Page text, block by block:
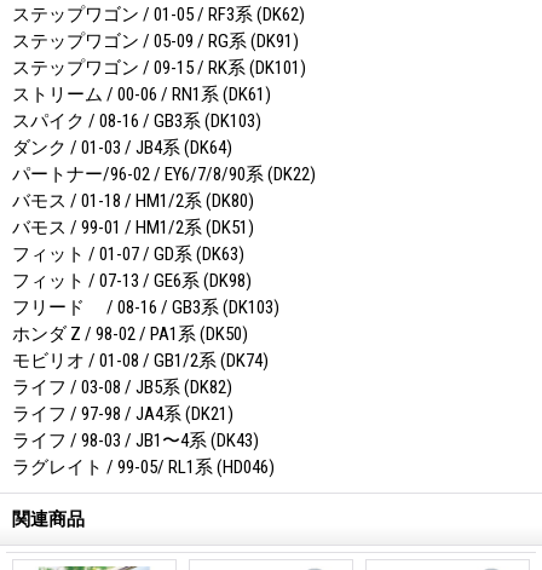
ステップワゴン / 01-05 / RF3系 (DK62)
ステップワゴン / 05-09 / RG系 (DK91)
ステップワゴン / 09-15 / RK系 (DK101)
ストリーム / 00-06 / RN1系 (DK61)
スパイク / 08-16 / GB3系 (DK103)
ダンク / 01-03 / JB4系 (DK64)
パートナー/96-02 / EY6/7/8/90系 (DK22)
バモス / 01-18 / HM1/2系 (DK80)
バモス / 99-01 / HM1/2系 (DK51)
フィット / 01-07 / GD系 (DK63)
フィット / 07-13 / GE6系 (DK98)
フリード / 08-16 / GB3系 (DK103)
ホンダ Z / 98-02 / PA1系 (DK50)
モビリオ / 01-08 / GB1/2系 (DK74)
ライフ / 03-08 / JB5系 (DK82)
ライフ / 97-98 / JA4系 (DK21)
ライフ / 98-03 / JB1〜4系 (DK43)
ラグレイト / 99-05/ RL1系 (HD046)
関連商品